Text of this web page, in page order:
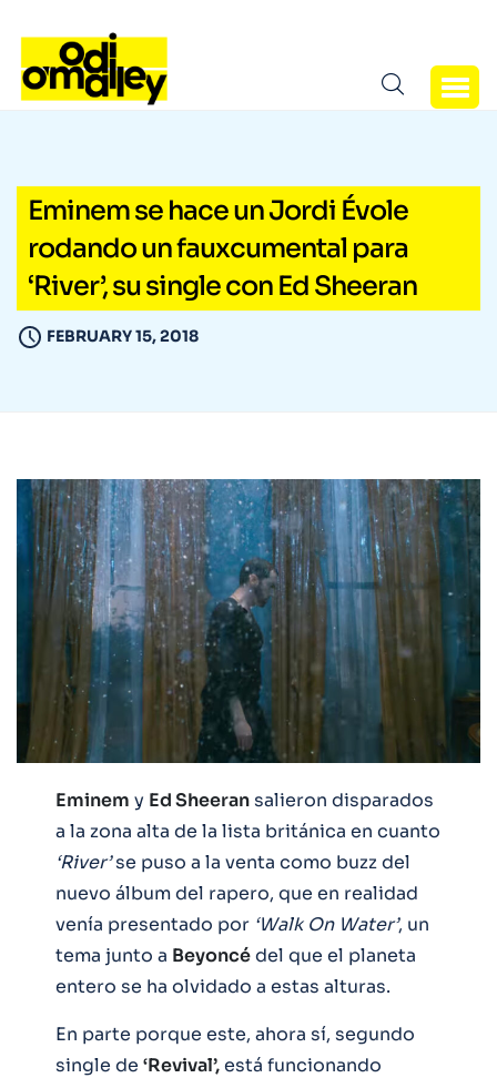
Eminem se hace un Jordi Évole
rodando un fauxcumental para
‘River’, su single con Ed Sheeran
FEBRUARY 15, 2018
Eminem y Ed Sheeransalieron disparados
a la zona alta de la lista británica en cuanto
‘River’se puso a la venta como buzz del
nuevo álbum del rapero, que en realidad
venía presentado por ‘Walk On Water’, un
tema junto a Beyoncédel que el planeta
entero se ha olvidado a estas alturas.
En parte porque este, ahora sí, segundo
single de ‘Revival’,está funcionando